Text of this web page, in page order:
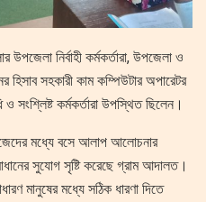
নির্বাহী কর্মকর্তারা, উপজেলা ও
হিসাব সহকারী কাম কম্পিউটার অপারেটর
ও সংশ্লিষ্ট কর্মকর্তারা উপস্থিত ছিলেন।
মধ্যে বসে আলাপ আলোচনার
সুযোগ সৃষ্টি করেছে গ্রাম আদালত।
মানুষের মধ্যে সঠিক ধারণা দিতে